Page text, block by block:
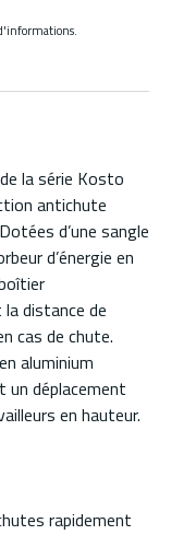
la série Kosto
antichute
d’une sangle
d’énergie en
distance de
cas de chute.
aluminium
un déplacement
en hauteur.
rapidement